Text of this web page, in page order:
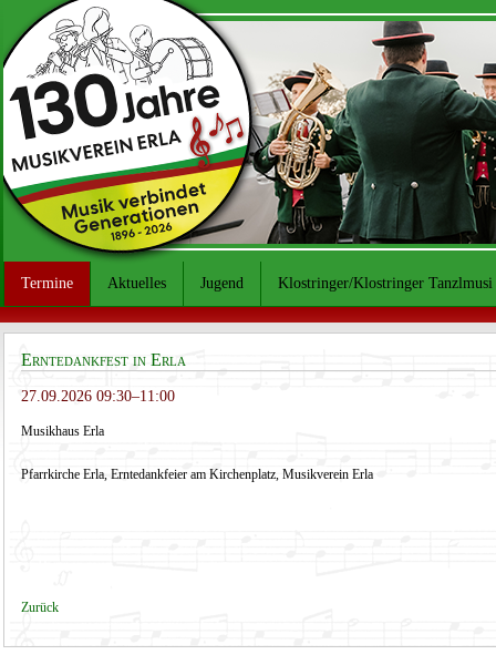
Termine Aktuelles Jugend Klostringer/Klostringer Tanzlmusi
Erntedankfest in Erla
27.09.2026 09:30–11:00
Musikhaus Erla
Pfarrkirche Erla, Erntedankfeier am Kirchenplatz, Musikverein Erla
Zurück